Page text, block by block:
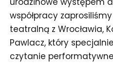
współpracy
teatralną z Wrocławia,
Pawlacz, który
czytanie